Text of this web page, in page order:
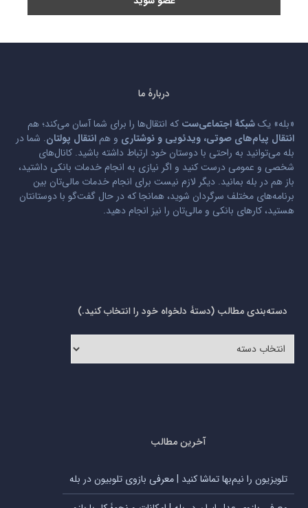
دربارۀ ما
«بله» یکشبکۀ اجتماعی‌ست که انتقال‌ها را برای شما آسان می‌کند؛ هم
انتقال پیام‌های صوتی، ویدئویی و نوشتاری و هم انتقال پولتان. شما در
بله می‌توانید به راحتی با دوستان خود ارتباط داشته باشید. کانال‌های
شخصی و عمومی درست کنید و اگر نیازی به انجام خدمات بانکی داشتید،
باز هم در بله بمانید. دیگر لازم نیست برای انجام خدمات مالی‌تان بین
برنامه‌های مختلف سرگردان شوید، همانجا که در حال گفت‌گو با دوستانتان
هستید، کارهای بانکی و مالی‌تان را نیز انجام دهید.
دسته‌بندی مطالب (دستۀ دلخواه خود را انتخاب کنید.)
مطالب
آخرین مطالب
تلویزیون را نیم‌بها تماشا کنید | معرفی بازوی تلوبیون در بله